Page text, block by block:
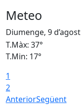
Meteo
Diumenge, 9 d’agost
T.Màx: 37°
T.Min: 17°
1
2
AnteriorSegüent